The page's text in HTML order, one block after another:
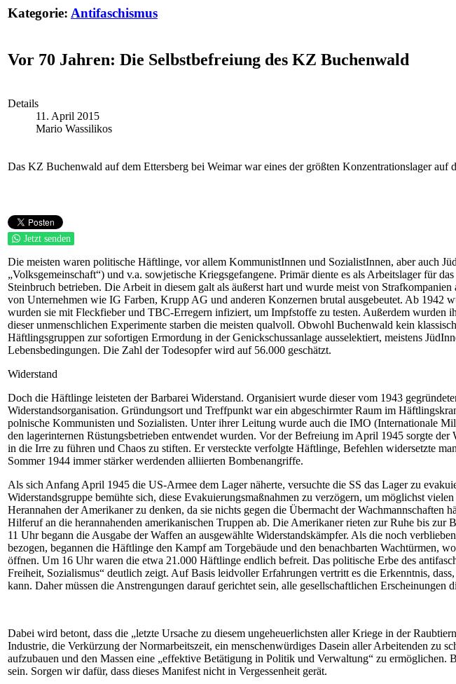
Kategorie: Antifaschismus
Vor 70 Jahren: Die Selbstbefreiung des KZ Buchenwald
Details
11. April 2015
Mario Wassilikos
Das KZ Buchenwald auf dem Ettersberg bei Weimar war eines der größten Konzentrationslager
Jetzt senden
Die meisten waren politische Häftlinge, vor allem KommunistInnen und SozialistInnen, aber auch
„Volksgemeinschaft“) und v.a. sowjetische Kriegsgefangene. Primär diente es als Arbeitslager für
Steinbruch betrieben. Die Arbeit in diesem galt als äußerst hart und wurde meist von
von Unternehmen wie IG Farben, Krupp AG und anderen Konzernen brutal ausgebeutet. Ab 1942
wurden sie mit Fleckfieber und TBC-Erregern infiziert, um Impfstoffe zu testen. Außerdem wurden
dieser unmenschlichen Experimente starben die meisten qualvoll. Obwohl Buchenwald kein
Häftlingsgruppen zur sofortigen Ermordung in der Genickschussanlage ausselektiert, meistens
Lebensbedingungen. Die Zahl der Todesopfer wird auf 56.000 geschätzt.
Widerstand
Doch die Häftlinge leisteten der Barbarei Widerstand. Organisiert wurde dieser vom 1943
Widerstandsorganisation. Gründungsort und Treffpunkt war ein abgeschirmter Raum im
polnische Kommunisten und Sozialisten. Unter ihrer Leitung wurde auch die IMO (Internationale
den lagerinternen Rüstungsbetrieben entwendet wurden. Vor der Befreiung im April 1945 sorgte
in die Irre zu führen und Chaos zu stiften. Er versteckte verfolgte Häftlinge, Befehlen widersetzte
Sommer 1944 immer stärker werdenden alliierten Bombenangriffe.
Als sich Anfang April 1945 die US-Armee dem Lager näherte, versuchte die SS das Lager zu
Widerstandsgruppe bemühte sich, diese Evakuierungsmaßnahmen zu verzögern, um möglichst
Herannahen der Amerikaner zu denken, da sie nichts gegen die Übermacht der
Hilferuf an die herannahenden amerikanischen Truppen ab. Die Amerikaner rieten zur Ruhe bis
11 Uhr begann die Ausgabe der Waffen an ausgewählte Widerstandskämpfer. Als die noch
bezogen, begannen die Häftlinge den Kampf am Torgebäude und den benachbarten Wachtürmen,
öffnen. Um 16 Uhr waren die etwa 21.000 Häftlinge endlich befreit. Das politische Erbe des
Freiheit, Sozialismus“ deutlich zeigt. Auf Basis leidvoller Erfahrungen vertritt es die Erkenntnis,
kann. Daher müssen die Anstrengungen darauf gerichtet sein, alle gesellschaftlichen
Dabei wird betont, dass die „letzte Ursache zu diesem ungeheuerlichsten aller Kriege in der
Industrie, die Verkürzung der Normarbeitszeit, ein menschenwürdiges Dasein aller Arbeitenden zu
aufzubauen und den Massen eine „effektive Betätigung in Politik und Verwaltung“ zu ermöglichen.
sein. Sorgen wir dafür, dass dieses Manifest nicht in Vergessenheit gerät.